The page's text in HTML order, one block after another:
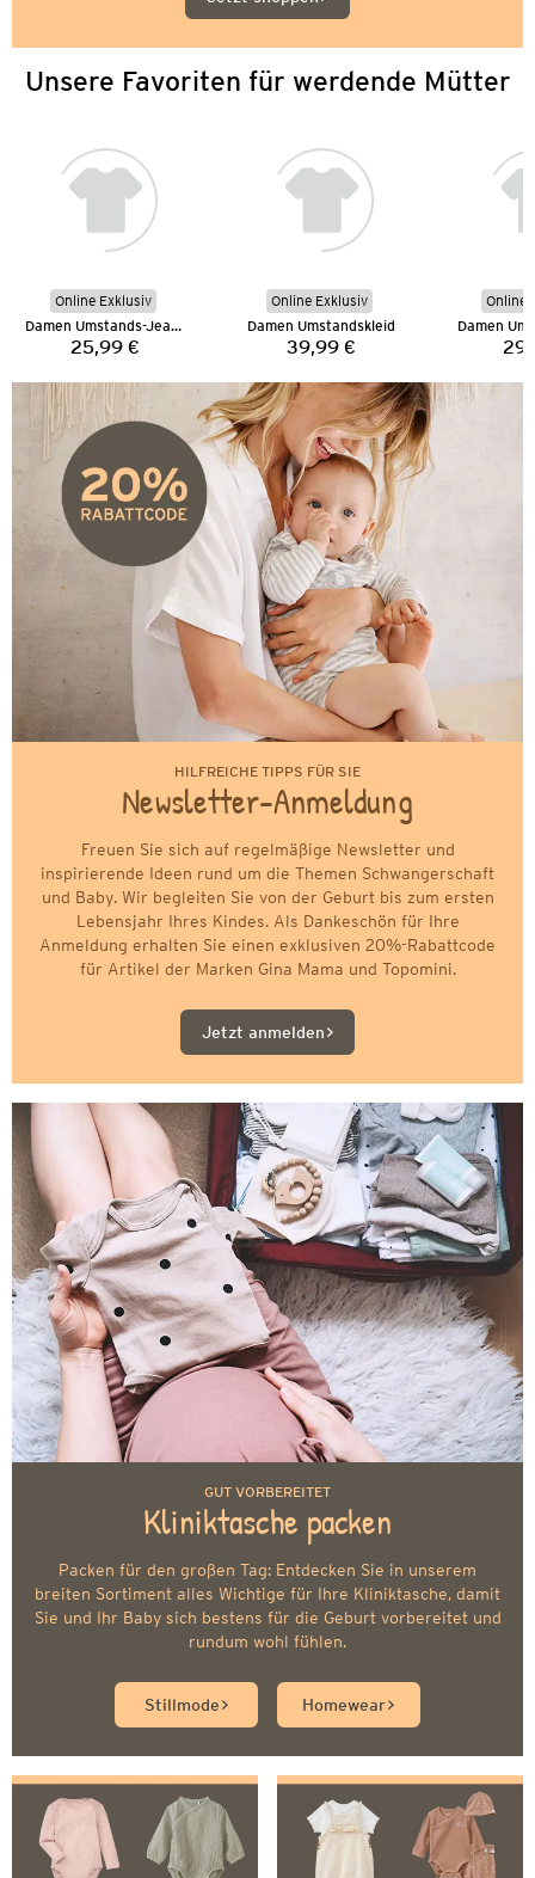
Unsere Favoriten für werdende Mütter
Online Exklusiv
Damen Umstands-Jeansshorts
Preis:
25,99 €
Online Exklusiv
Damen Umstandskleid
Preis:
39,99 €
Online
HILFREICHE TIPPS FÜR SIE
Newsletter-Anmeldung
Freuen Sie sich auf regelmäßige Newsletter und
inspirierende Ideen rund um die Themen Schwangerschaft
und Baby. Wir begleiten Sie von der Geburt bis zum ersten
Lebensjahr Ihres Kindes. Als Dankeschön für Ihre
Anmeldung erhalten Sie einen exklusiven 20%-Rabattcode
für Artikel der Marken Gina Mama und Topomini.
Jetzt anmelden
GUT VORBEREITET
Kliniktasche packen
Packen für den großen Tag: Entdecken Sie in unserem
breiten Sortiment alles Wichtige für Ihre Kliniktasche, damit
Sie und Ihr Baby sich bestens für die Geburt vorbereitet und
rundum wohl fühlen.
Stillmode Homewear